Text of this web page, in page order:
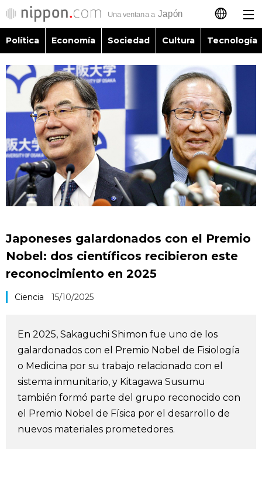
日本語
English
简体字
繁體字
Français
العربية
Política
Economía
Sociedad
Tecnología
Vida
Vídeos e imágenes
En profundidad
Más
Política Economía Sociedad Cultura Tecnología
Japoneses galardonados con el Premio
Nobel: dos científicos recibieron este
reconocimiento en 2025
Ciencia 15/10/2025
En 2025, Sakaguchi Shimon fue uno de los
galardonados con el Premio Nobel de Fisiología
o Medicina por su trabajo relacionado con el
sistema inmunitario, y Kitagawa Susumu
también formó parte del grupo reconocido con
el Premio Nobel de Física por el desarrollo de
nuevos materiales prometedores.